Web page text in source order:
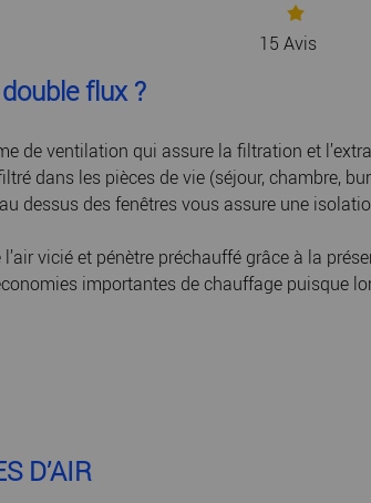
15 Avis
double flux ?
de ventilation qui assure la filtration et
dans les pièces de vie (séjour, chambre,
dessus des fenêtres vous assure une
vicié et pénètre préchauffé grâce à la
importantes de chauffage puisque
D’AIR